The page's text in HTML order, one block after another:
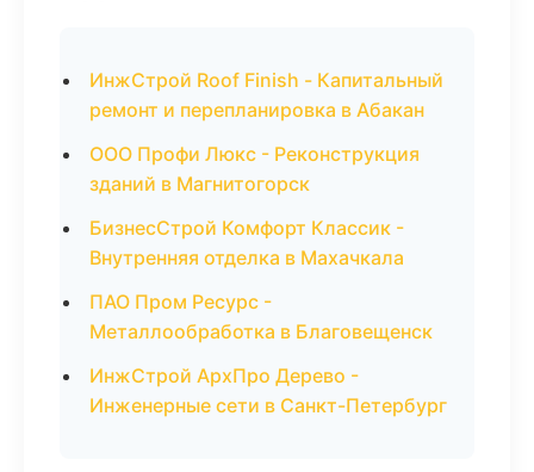
ИнжСтрой Roof Finish - Капитальный
ремонт и перепланировка в Абакан
ООО Профи Люкс - Реконструкция
зданий в Магнитогорск
БизнесСтрой Комфорт Классик -
Внутренняя отделка в Махачкала
ПАО Пром Ресурс -
Металлообработка в Благовещенск
ИнжСтрой АрхПро Дерево -
Инженерные сети в Санкт-Петербург